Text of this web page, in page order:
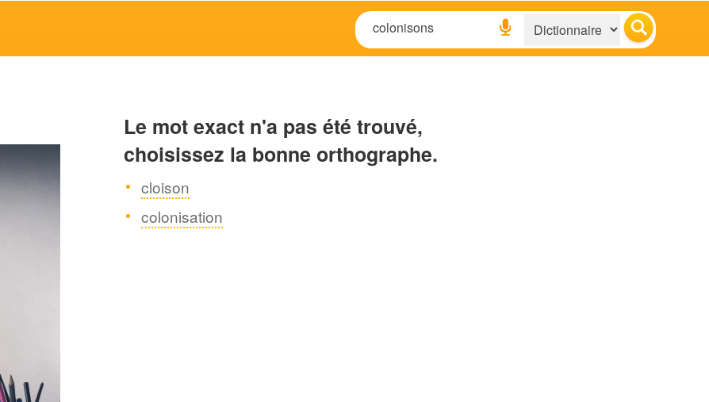
Le mot exact n'a pas été trouvé,
choisissez la bonne orthographe.
cloison
colonisation